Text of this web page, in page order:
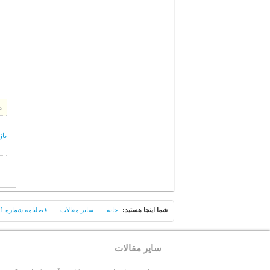
شما اينجا هستيد: خانه سایر مقالات فصلنامه شماره 11 (تابستان 1384)
سایر مقالات